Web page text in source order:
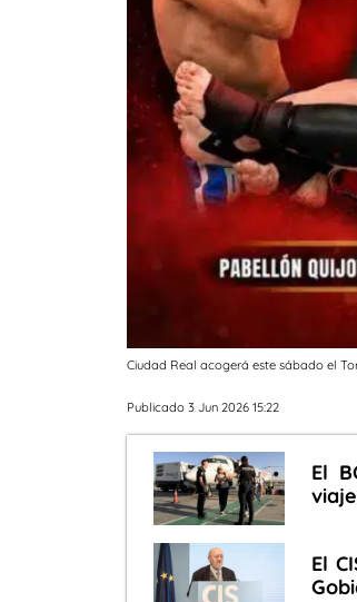
Ciudad Real acogerá este sábado el
Publicado 3 Jun 2026 15:22
El
El